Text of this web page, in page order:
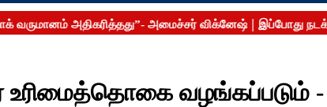
உரிமைத்தொகை